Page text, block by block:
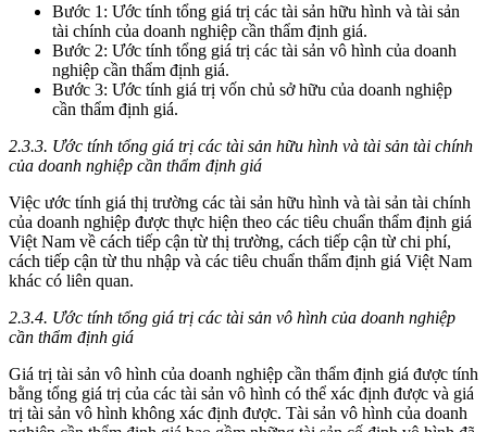
Bước 1: Ước tính tổng giá trị các tài sản hữu hình và tài sản
tài chính của doanh nghiệp cần thẩm định giá.
Bước 2: Ước tính tổng giá trị các tài sản vô hình của doanh
nghiệp cần thẩm định giá.
Bước 3: Ước tính giá trị vốn chủ sở hữu của doanh nghiệp
cần thẩm định giá.
2.3.3. Ước tính tổng giá trị các tài sản hữu hình và tài sản tài chính
của doanh nghiệp cần thẩm định giá
Việc ước tính giá thị trường các tài sản hữu hình và tài sản tài chính
của doanh nghiệp được thực hiện theo các tiêu chuẩn thẩm định giá
Việt Nam về cách tiếp cận từ thị trường, cách tiếp cận từ chi phí,
cách tiếp cận từ thu nhập và các tiêu chuẩn thẩm định giá Việt Nam
khác có liên quan.
2.3.4. Ước tính tổng giá trị các tài sản vô hình của doanh nghiệp
cần thẩm định giá
Giá trị tài sản vô hình của doanh nghiệp cần thẩm định giá được tính
bằng tổng giá trị của các tài sản vô hình có thể xác định được và giá
trị tài sản vô hình không xác định được. Tài sản vô hình của doanh